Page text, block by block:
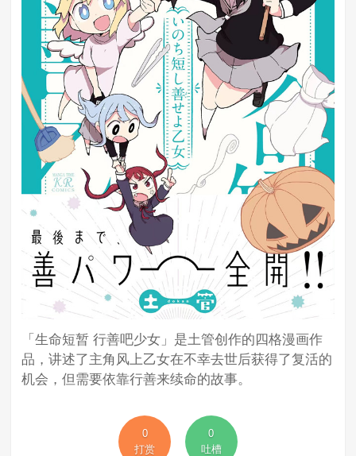
「生命短暂 行善吧少女」是土管创作的四格漫画作
品，讲述了主角风上乙女在不幸去世后获得了复活的
机会，但需要依靠行善来续命的故事。
0
打赏
0
吐槽